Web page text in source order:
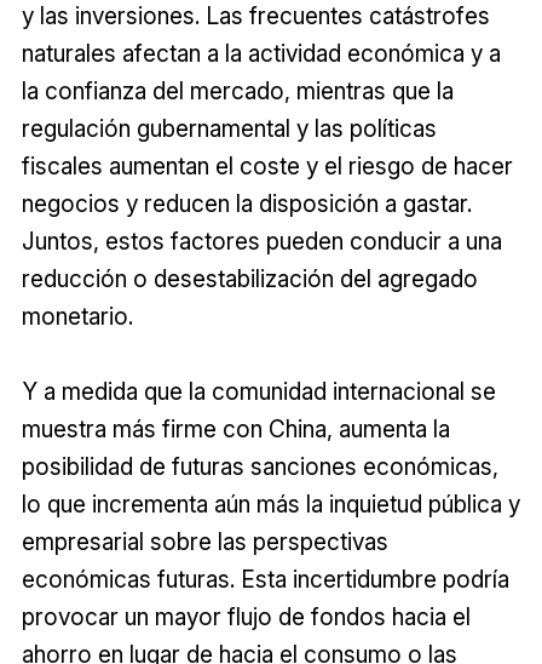
y las inversiones. Las frecuentes catástrofes
naturales afectan a la actividad económica y a
la confianza del mercado, mientras que la
regulación gubernamental y las políticas
fiscales aumentan el coste y el riesgo de hacer
negocios y reducen la disposición a gastar.
Juntos, estos factores pueden conducir a una
reducción o desestabilización del agregado
monetario.
Y a medida que la comunidad internacional se
muestra más firme con China, aumenta la
posibilidad de futuras sanciones económicas,
lo que incrementa aún más la inquietud pública y
empresarial sobre las perspectivas
económicas futuras. Esta incertidumbre podría
provocar un mayor flujo de fondos hacia el
ahorro en lugar de hacia el consumo o las